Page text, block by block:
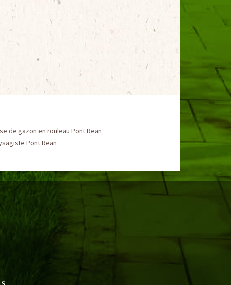
de gazon en rouleau Pont Rean
Pont Rean